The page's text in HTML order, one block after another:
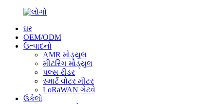
ઘર
OEM/ODM
ઉત્પાદનો
AMR મોડ્યુલ
મીટરિંગ મોડ્યુલ
પલ્સ રીડર
સ્માર્ટ વોટર મીટર
LoRaWAN ગેટવે
ઉકેલો